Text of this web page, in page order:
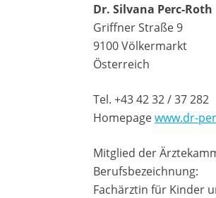
Dr. Silvana Perc-Roth
Griffner Straße 9
9100 Völkermarkt
Österreich
Tel. +43 42 32 / 37 282
Homepagewww.dr-
Mitglied der
Berufsbezeichnung:
Fachärztin für Kinder